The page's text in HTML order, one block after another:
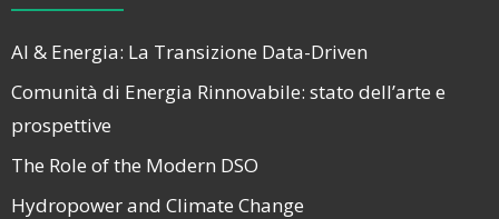
AI & Energia: La Transizione Data-Driven
Comunità di Energia Rinnovabile: stato dell’arte e
prospettive
The Role of the Modern DSO
Hydropower and Climate Change